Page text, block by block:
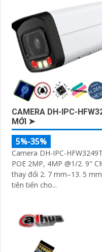
CAMERA DH-IPC-
MỚI ➤
5%-35%
Camera DH-IPC-
POE 2MP, 4MP @1/2. 9"
thay đổi 2. 7 mm–13. 5
tiên tiến cho...